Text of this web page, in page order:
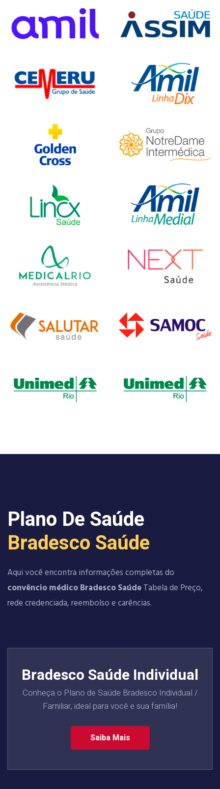
Plano De Saúde
Bradesco Saúde
Aqui você encontra informações completas do
convêncio médico Bradesco Saúde Tabela de Preço,
rede credenciada, reembolso e carências.
Bradesco Saúde Individual
Conheça o Plano de Saúde Bradesco Individual /
Familiar, ideal para você e sua família!
Saiba Mais